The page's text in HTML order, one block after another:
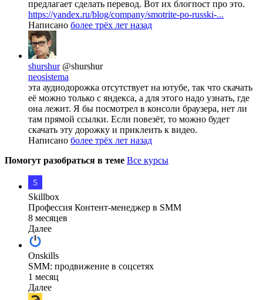
предлагает сделать перевод. Вот их блогпост про это.
https://yandex.ru/blog/company/smotrite-po-russki-...
Написано более трёх лет назад
shurshur @shurshur
neosistema
эта аудиодорожка отсутствует на ютубе, так что скачать
её можно только с яндекса, а для этого надо узнать, где
она лежит. Я бы посмотрел в консоли браузера, нет ли
там прямой ссылки. Если повезёт, то можно будет
скачать эту дорожку и приклеить к видео.
Написано более трёх лет назад
Помогут разобраться в теме Все курсы
Skillbox
Профессия Контент-менеджер в SMM
8 месяцев
Далее
Onskills
SMM: продвижение в соцсетях
1 месяц
Далее